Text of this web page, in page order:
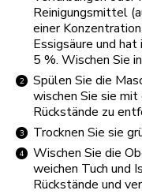
Reinigungsmittel
einer
Essigsäure und
5 %. Wischen Sie
Spülen Sie die
wischen Sie sie
Rückstände zu
Trocknen Sie sie
Wischen Sie die
weichen Tuch und
Rückstände und